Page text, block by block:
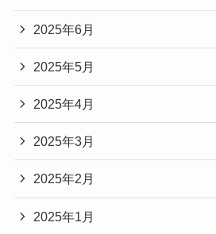
2025年6月
2025年5月
2025年4月
2025年3月
2025年2月
2025年1月